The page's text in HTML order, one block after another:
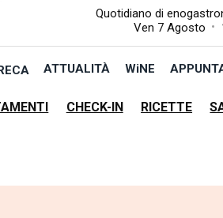
Quotidiano di
Ven 7 Agosto •
ATTUALITÀ WiNE
CHECK-IN RICETTE